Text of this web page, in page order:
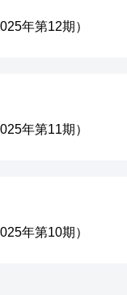
年第12期）
年第11期）
年第10期）